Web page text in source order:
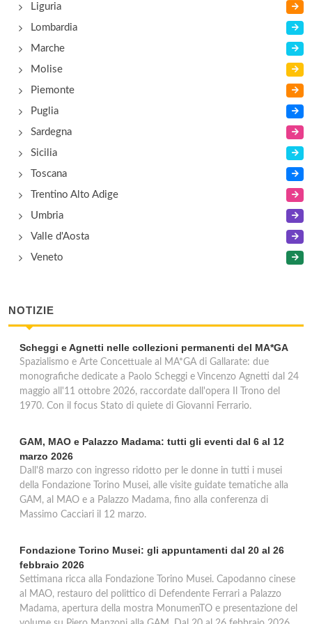
Liguria
Lombardia
Marche
Molise
Piemonte
Puglia
Sardegna
Sicilia
Toscana
Trentino Alto Adige
Umbria
Valle d'Aosta
Veneto
NOTIZIE
Scheggi e Agnetti nelle collezioni permanenti del MA*GA
Spazialismo e Arte Concettuale al MA*GA di Gallarate: due
monografiche dedicate a Paolo Scheggi e Vincenzo Agnetti dal 24
maggio all'11 ottobre 2026, raccordate dall'opera Il Trono del
1970. Con il focus Stato di quiete di Giovanni Ferrario.
GAM, MAO e Palazzo Madama: tutti gli eventi dal 6 al 12
marzo 2026
Dall'8 marzo con ingresso ridotto per le donne in tutti i musei
della Fondazione Torino Musei, alle visite guidate tematiche alla
GAM, al MAO e a Palazzo Madama, fino alla conferenza di
Massimo Cacciari il 12 marzo.
Fondazione Torino Musei: gli appuntamenti dal 20 al 26
febbraio 2026
Settimana ricca alla Fondazione Torino Musei. Capodanno cinese
al MAO, restauro del polittico di Defendente Ferrari a Palazzo
Madama, apertura della mostra MonumenTO e presentazione del